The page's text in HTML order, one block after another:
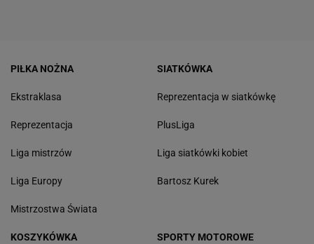
PIŁKA NOŻNA
Ekstraklasa
Reprezentacja
Liga mistrzów
Liga Europy
Mistrzostwa Świata
SIATKÓWKA
Reprezentacja w siatkówkę
PlusLiga
Liga siatkówki kobiet
Bartosz Kurek
KOSZYKÓWKA SPORTY MOTOROWE